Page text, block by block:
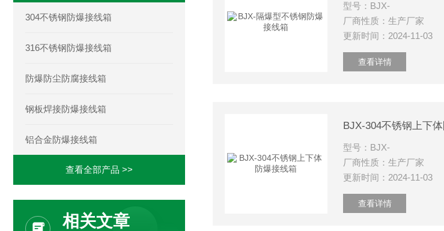
304不锈钢防爆接线箱
316不锈钢防爆接线箱
防爆防尘防腐接线箱
钢板焊接防爆接线箱
铝合金防爆接线箱
查看全部产品 >>
相关文章
型号：BJX-
厂商性质：生产厂家
更新时间：2024-11-03
查看详情
型号：BJX-
厂商性质：生产厂家
更新时间：2024-11-03
查看详情